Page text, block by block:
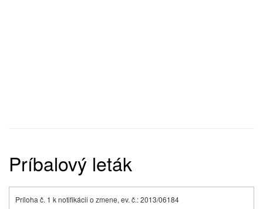
Príbalový leták
Príloha č. 1 k notifikácii o zmene, ev. č.: 2013/06184